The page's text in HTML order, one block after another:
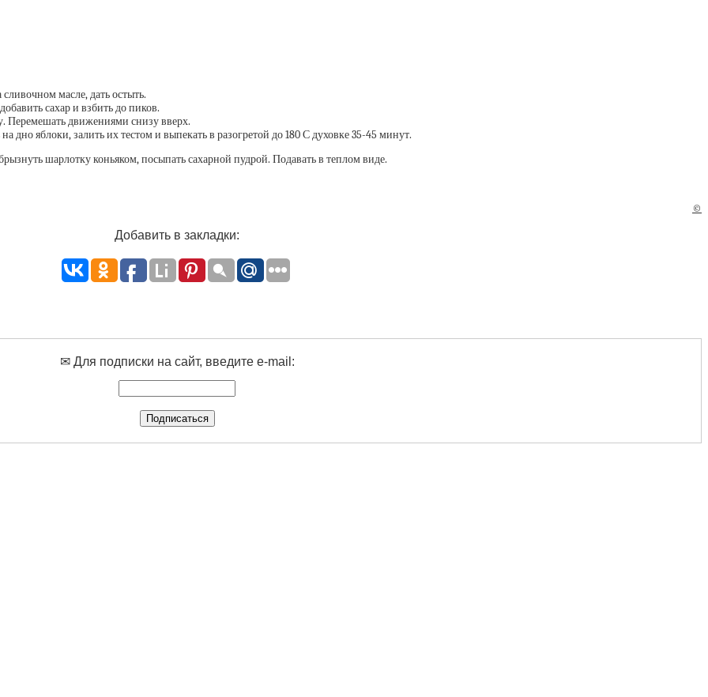
масле, дать остыть.
сахар и взбить до пиков.
Перемешать движениями снизу вверх.
яблоки, залить их тестом и выпекать в разогретой до 180 С духовке 35-45 минут.
шарлотку коньяком, посыпать сахарной пудрой. Подавать в теплом виде.
©
Добавить в закладки:
✉ Для подписки на сайт, введите e-mail: